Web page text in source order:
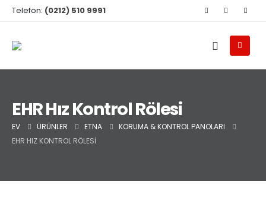
Telefon: (0212) 510 9991
EHR Hız Kontrol Rölesi
EV ÜRÜNLER ETNA
KORUMA & KONTROL PANOLARI
EHR HIZ KONTROL RÖLESI